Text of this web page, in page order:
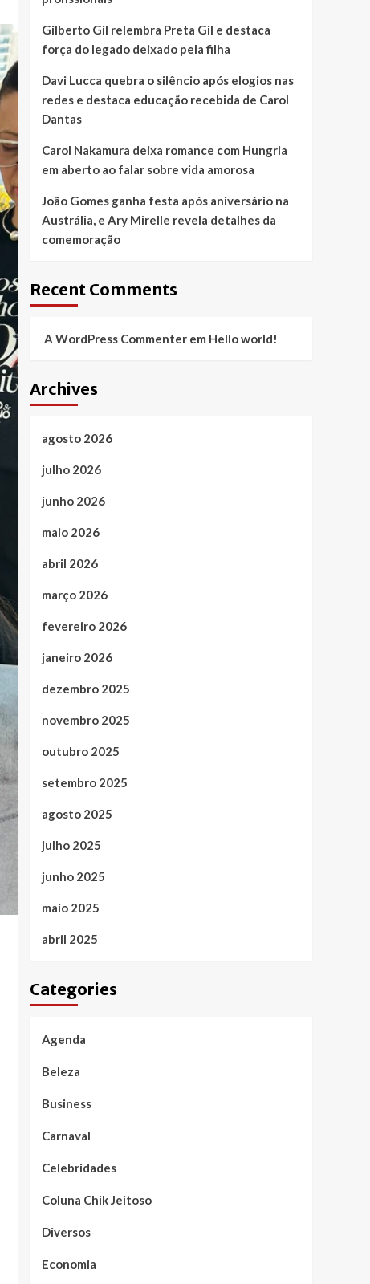
Gilberto Gil relembra Preta Gil e destaca
força do legado deixado pela filha
Davi Lucca quebra o silêncio após elogios nas
redes e destaca educação recebida de Carol
Dantas
Carol Nakamura deixa romance com Hungria
em aberto ao falar sobre vida amorosa
João Gomes ganha festa após aniversário na
Austrália, e Ary Mirelle revela detalhes da
comemoração
Recent Comments
A WordPress Commenterem Hello world!
Archives
agosto 2026
julho 2026
junho 2026
maio 2026
abril 2026
março 2026
fevereiro 2026
janeiro 2026
dezembro 2025
novembro 2025
outubro 2025
setembro 2025
agosto 2025
julho 2025
junho 2025
maio 2025
abril 2025
Categories
Agenda
Beleza
Business
Carnaval
Celebridades
Coluna Chik Jeitoso
Diversos
Economia